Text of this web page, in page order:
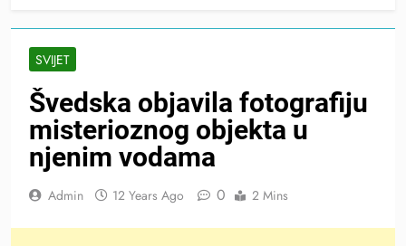
SVIJET
Švedska objavila fotografiju
misterioznog objekta u
njenim vodama
Admin 12 Years Ago 0 2 Mins